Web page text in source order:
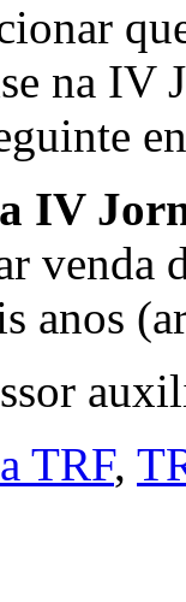
na IV
IV
venda
anos
TRF,